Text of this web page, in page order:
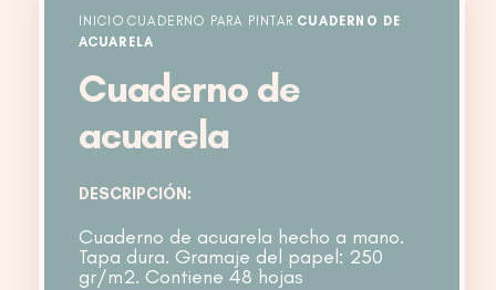
INICIO CUADERNO PARA PINTAR CUADERNO DE
ACUARELA
Cuaderno de
acuarela
DESCRIPCIÓN:
Cuaderno de acuarela hecho a mano.
Tapa dura. Gramaje del papel: 250
gr/m2. Contiene 48 hojas